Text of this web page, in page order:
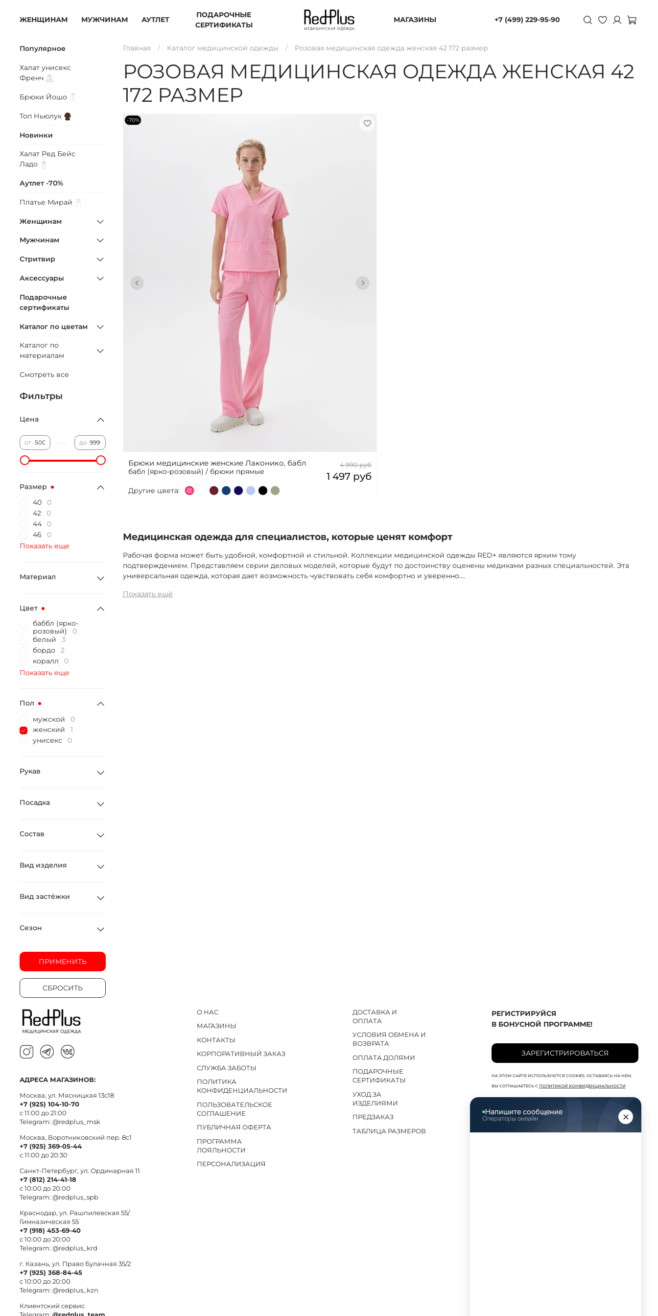
ЖЕНЩИНАМ МУЖЧИНАМ АУТЛЕТ
ПОДАРОЧНЫЕ
СЕРТИФИКАТЫ
МАГАЗИНЫ +7 (499) 229-95-90
Главная Каталог медицинской одежды Розовая медицинская одежда женская 42 172 размер
РОЗОВАЯ МЕДИЦИНСКАЯ ОДЕЖДА ЖЕНСКАЯ 42
172 РАЗМЕР
-70%
Брюки медицинские женские Лаконико, бабл
бабл (ярко-розовый) / брюки прямые
4 990 руб
1 497 руб
Другие цвета:
Медицинская одежда для специалистов, которые ценят комфорт
Рабочая форма может быть удобной, комфортной и стильной. Коллекции медицинской одежды RED+ являются ярким тому
подтверждением. Представляем серии деловых моделей, которые будут по достоинству оценены медиками разных специальностей. Эта
универсальная одежда, которая дает возможность чувствовать себя комфортно и уверенно....
Показать ещё
Популярное
Халат унисекс
Френч
Брюки Йошо
Топ Ньюлук
Новинки
Халат Ред Бейс
Ладо
Аутлет -70%
Платье Мирай
Женщинам
Мужчинам
Стритвир
Аксессуары
Подарочные
сертификаты
Каталог по цветам
Каталог по
материалам
Смотреть все
Фильтры
Цена
от до
Размер
40
0
42
0
44
0
46
0
Показать еще
Материал
Цвет
баббл (ярко-
розовый)
0
белый
3
бордо
2
коралл
0
Показать еще
Пол
мужской
0
женский
1
унисекс
0
Рукав
Посадка
Состав
Вид изделия
Вид застёжки
Сезон
ПРИМЕНИТЬ
СБРОСИТЬ
О НАС
МАГАЗИНЫ
КОНТАКТЫ
КОРПОРАТИВНЫЙ ЗАКАЗ
СЛУЖБА ЗАБОТЫ
ПОЛИТИКА
КОНФИДЕНЦИАЛЬНОСТИ
ПОЛЬЗОВАТЕЛЬСКОЕ
СОГЛАШЕНИЕ
ПУБЛИЧНАЯ ОФЕРТА
ПРОГРАММА
ЛОЯЛЬНОСТИ
ПЕРСОНАЛИЗАЦИЯ
ДОСТАВКА И
ОПЛАТА
УСЛОВИЯ ОБМЕНА И
ВОЗВРАТА
ОПЛАТА ДОЛЯМИ
ПОДАРОЧНЫЕ
СЕРТИФИКАТЫ
УХОД ЗА
ИЗДЕЛИЯМИ
ПРЕДЗАКАЗ
ТАБЛИЦА РАЗМЕРОВ
РЕГИСТРИРУЙСЯ
В БОНУСНОЙ ПРОГРАММЕ!
ЗАРЕГИСТРИРОВАТЬСЯ
НА ЭТОМ САЙТЕ ИСПОЛЬЗУЮТСЯ COOKIES. ОСТАВАЯСЬ НА НЕМ,
ВЫ СОГЛАШАЕТЕСЬ С ПОЛИТИКОЙ КОНФИДЕНЦИАЛЬНОСТИ
АДРЕСА МАГАЗИНОВ:
Москва, ул. Мясницкая 13с18
+7 (925) 104-10-70
с 11:00 до 21:00
Telegram: @redplus_msk
Москва, Воротниковский пер. 8c1
+7 (925) 369-05-44
с 11:00 до 20:30
Санкт-Петербург, ул. Ординарная 11
+7 (812) 214-41-18
с 10:00 до 20:00
Telegram: @redplus_spb
Краснодар, ул. Рашпилевская 55/
Гимназическая 55
+7 (918) 453-69-40
с 10:00 до 20:00
Telegram: @redplus_krd
г. Казань, ул. Право Булачная 35/2
+7 (925) 368-84-45
с 10:00 до 20:00
Telegram: @redplus_kzn
Клиентский сервис